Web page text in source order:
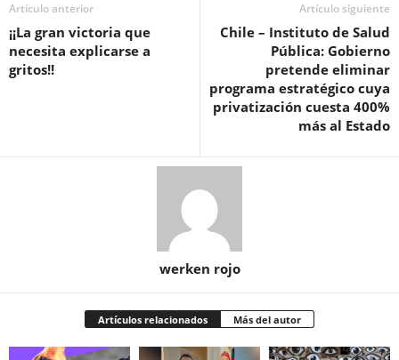
Artículo anterior
¡¡La gran victoria que
necesita explicarse a
gritos!!
Artículo siguiente
Chile – Instituto de Salud
Pública: Gobierno
pretende eliminar
programa estratégico cuya
privatización cuesta 400%
más al Estado
werken rojo
Artículos relacionados Más del autor